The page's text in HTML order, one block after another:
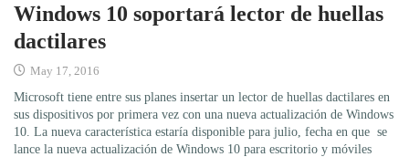
Windows 10 soportará lector de huellas
dactilares
May 17, 2016
Microsoft tiene entre sus planes insertar un lector de huellas dactilares en
sus dispositivos por primera vez con una nueva actualización de Windows
10. La nueva característica estaría disponible para julio, fecha en que se
lance la nueva actualización de Windows 10 para escritorio y móviles